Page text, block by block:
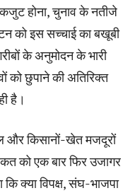
होना, चुनाव के नतीजे
को इस सच्चाई का बखूबी
के अनुमोदन के भारी
को छुपाने की अतिरिक्त
है।
और किसानों-खेत मजदूरों
को एक बार फिर उजागर
कि क्या विपक्ष, संघ-भाजपा